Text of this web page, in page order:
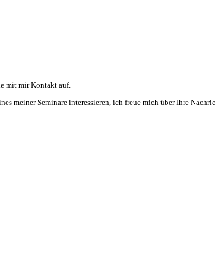
mit mir Kontakt auf.
meiner Seminare interessieren, ich freue mich über Ihre